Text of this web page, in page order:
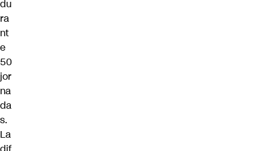
du
ra
nt
e
50
jor
na
da
s.
La